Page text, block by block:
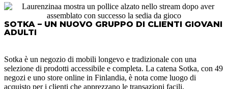
SOTKA – UN NUOVO GRUPPO DI CLIENTI GIOVANI
ADULTI
Sotka è un negozio di mobili longevo e tradizionale con una
selezione di prodotti accessibile e completa. La catena Sotka, con 49
negozi e uno store online in Finlandia, è nota come luogo di
acquisto per i clienti che apprezzano le transazioni facili.